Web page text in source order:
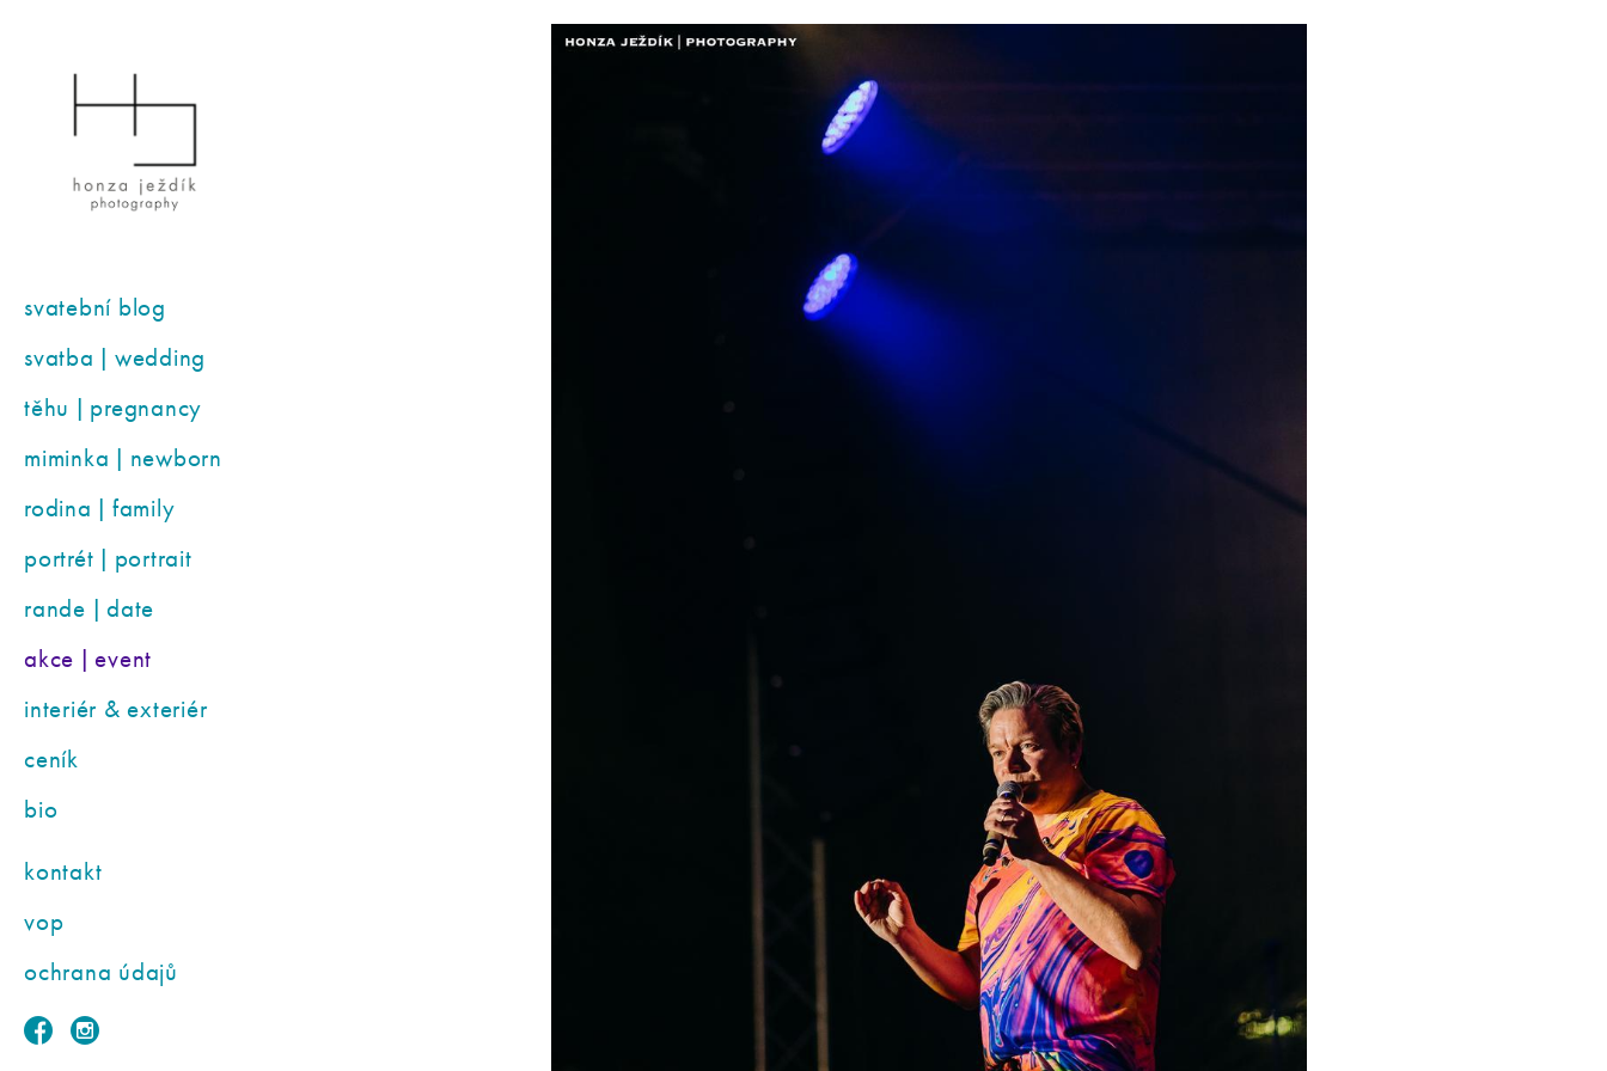
svatební blog
svatba | wedding
těhu | pregnancy
miminka | newborn
rodina | family
portrét | portrait
rande | date
akce | event
interiér & exteriér
ceník
bio
kontakt
vop
ochrana údajů